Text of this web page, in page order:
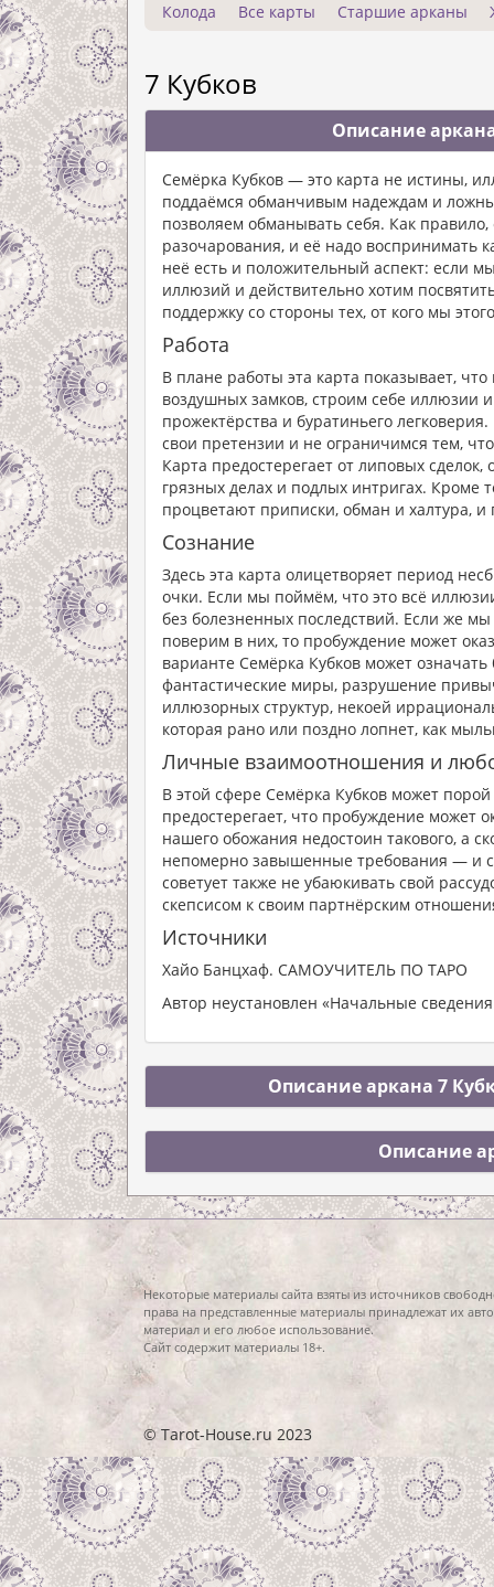
Колода Все карты Старшие арканы
7 Кубков
Описание
Семёрка Кубков — это карта не истины,
поддаёмся обманчивым надеждам и
позволяем обманывать себя. Как
разочарования, и её надо воспринимать
неё есть и положительный аспект: если
иллюзий и действительно хотим
поддержку со стороны тех, от кого мы
Работа
В плане работы эта карта показывает,
воздушных замков, строим себе иллюзии
прожектёрства и буратиньего
свои претензии и не ограничимся тем,
Карта предостерегает от липовых
грязных делах и подлых интригах. Кроме
процветают приписки, обман и халтура, и
Сознание
Здесь эта карта олицетворяет период
очки. Если мы поймём, что это всё
без болезненных последствий. Если же
поверим в них, то пробуждение может
варианте Семёрка Кубков может означать
фантастические миры, разрушение
иллюзорных структур, некоей
которая рано или поздно лопнет, как
Личные взаимоотношения и
В этой сфере Семёрка Кубков может
предостерегает, что пробуждение может
нашего обожания недостоин такового, а
непомерно завышенные требования — и
советует также не убаюкивать свой
скепсисом к своим партнёрским
Источники
Хайо Банцхаф. САМОУЧИТЕЛЬ ПО ТАРО
Автор неустановлен «Начальные
Описание аркана 7
Описание
Некоторые материалы сайта взяты из источников
права на представленные материалы принадлежат их
материал и его любое использование.
Сайт содержит материалы 18+.
© Tarot-House.ru 2023